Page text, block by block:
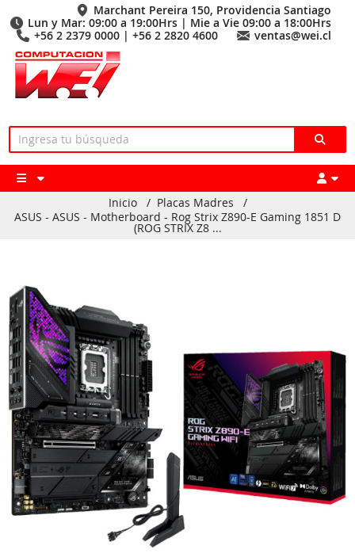
Marchant Pereira 150, Providencia Santiago
Lun y Mar: 09:00 a 19:00Hrs | Mie a Vie 09:00 a 18:00Hrs
+56 2 2379 0000 | +56 2 2820 4600
ventas@wei.cl
Inicio / Placas Madres
/
ASUS - ASUS - Motherboard - Rog Strix Z890-E Gaming 1851 D
(ROG STRIX Z8 ...